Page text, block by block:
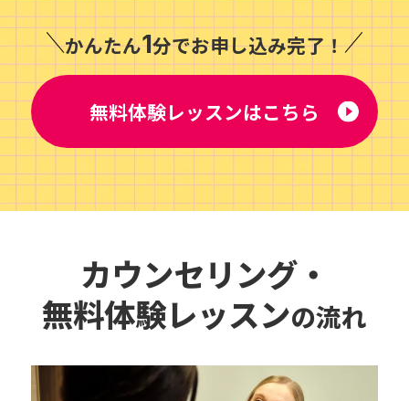
かんたん1分でお申し込み完了！
無料体験レッスンはこちら
カウンセリング・
無料体験レッスンの流れ